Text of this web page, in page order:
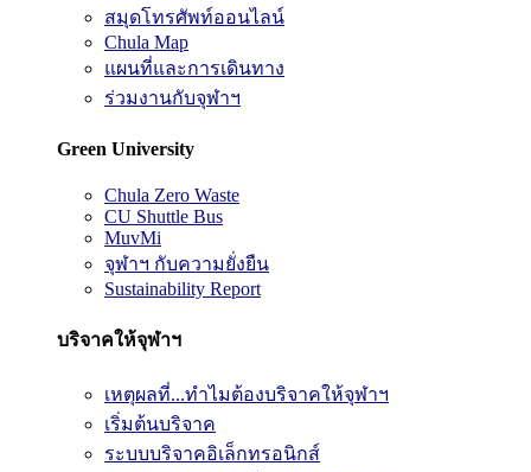
สมุดโทรศัพท์ออนไลน์
Chula Map
แผนที่และการเดินทาง
ร่วมงานกับจุฬาฯ
Green University
Chula Zero Waste
CU Shuttle Bus
MuvMi
จุฬาฯ กับความยั่งยืน
Sustainability Report
บริจาคให้จุฬาฯ
เหตุผลที่...ทำไมต้องบริจาคให้จุฬาฯ
เริ่มต้นบริจาค
ระบบบริจาคอิเล็กทรอนิกส์